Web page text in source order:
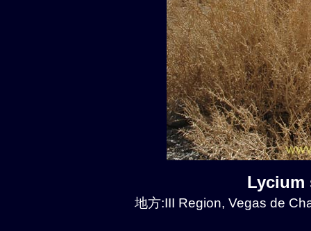
Lycium
地方:III Region, Vegas de